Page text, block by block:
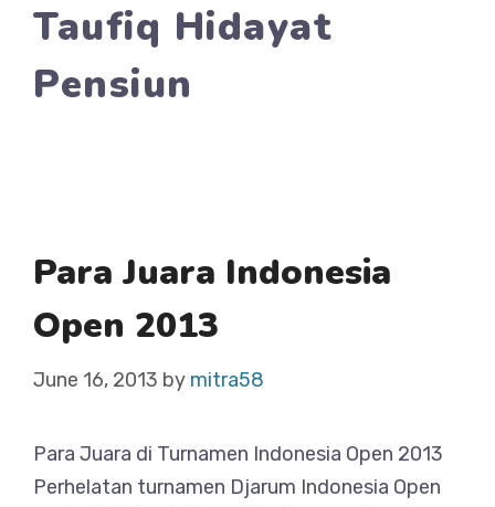
Taufiq Hidayat
Pensiun
Para Juara Indonesia
Open 2013
June 16, 2013 by mitra58
Para Juara di Turnamen Indonesia Open 2013
Perhelatan turnamen Djarum Indonesia Open